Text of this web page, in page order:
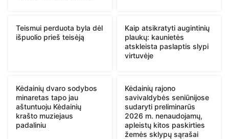
Teismui perduota byla dėl
išpuolio prieš teisėją
Kaip atsikratyti augintinių
plaukų: kaunietės
atskleista paslaptis slypi
virtuvėje
Kėdainių dvaro sodybos
minaretas tapo jau
aštuntuoju Kėdainių
krašto muziejaus
padaliniu
Kėdainių rajono
savivaldybės seniūnijose
sudaryti preliminarūs
2026 m. nenaudojamų,
apleistų kitos paskirties
žemės sklypų sąrašai